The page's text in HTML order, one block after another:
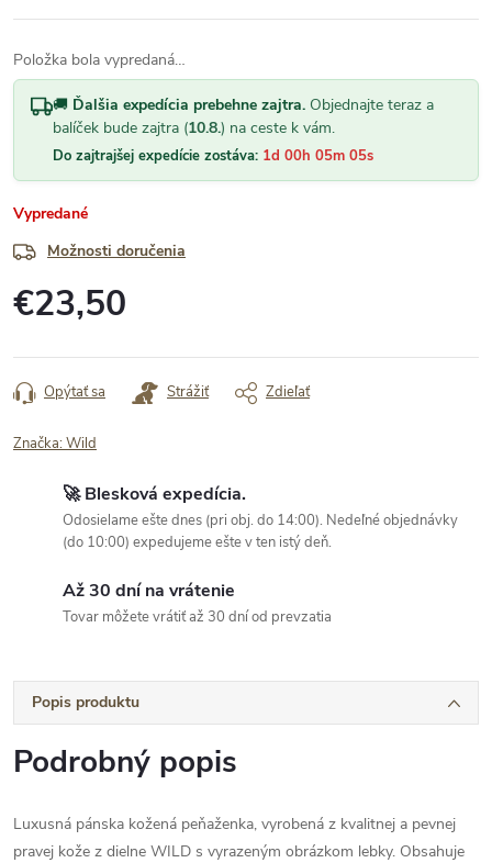
Položka bola vypredaná…
🚚 Ďalšia expedícia prebehne zajtra. Objednajte teraz a
balíček bude zajtra (10.8.) na ceste k vám.
Do zajtrajšej expedície zostáva: 1d 00h 05m 04s
Vypredané
Možnosti doručenia
€23,50
cena:
Opýtať sa Strážiť Zdieľať
Značka:Wild
🚀 Blesková expedícia.
Odosielame ešte dnes (pri obj. do 14:00). Nedeľné objednávky
(do 10:00) expedujeme ešte v ten istý deň.
Až 30 dní na vrátenie
Tovar môžete vrátiť až 30 dní od prevzatia
Popis produktu
Podrobný popis
Luxusná pánska kožená peňaženka, vyrobená z kvalitnej a pevnej
pravej kože z dielne WILD s vyrazeným obrázkom lebky. Obsahuje